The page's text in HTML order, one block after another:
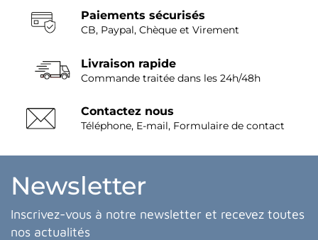
Paiements sécurisés
CB, Paypal, Chèque et Virement
Livraison rapide
Commande traitée dans les 24h/48h
Contactez nous
Téléphone, E-mail, Formulaire de contact
Newsletter
Inscrivez-vous à notre newsletter et recevez toutes
nos actualités